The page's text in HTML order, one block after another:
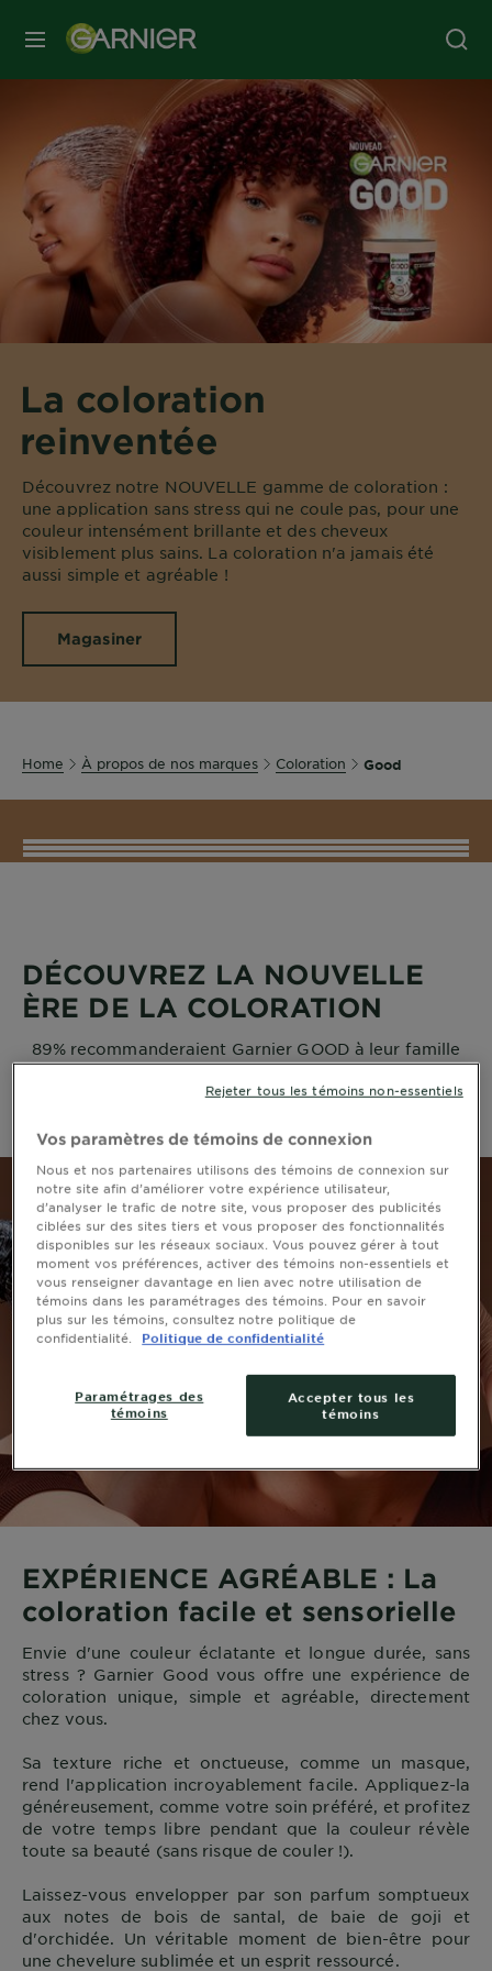
MENU
La coloration
reinventée
Découvrez notre NOUVELLE gamme de coloration :
une application sans stress qui ne coule pas, pour une
couleur intensément brillante et des cheveux
visiblement plus sains. La coloration n'a jamais été
aussi simple et agréable !
Magasiner
Home À propos de nos marques Coloration Good
CLOSE SUBPANEL
DÉCOUVREZ LA NOUVELLE
ÈRE DE LA COLORATION
89% recommanderaient Garnier GOOD à leur famille
et à leurs amis*.
*Test instrumental
EXPÉRIENCE AGRÉABLE : La
coloration facile et sensorielle
Envie d'une couleur éclatante et longue durée, sans
stress ? Garnier Good vous offre une expérience de
coloration unique, simple et agréable, directement
chez vous.
Sa texture riche et onctueuse, comme un masque,
rend l'application incroyablement facile. Appliquez-la
généreusement, comme votre soin préféré, et profitez
de votre temps libre pendant que la couleur révèle
toute sa beauté (sans risque de couler !).
Laissez-vous envelopper par son parfum somptueux
aux notes de bois de santal, de baie de goji et
d'orchidée. Un véritable moment de bien-être pour
une chevelure sublimée et un esprit ressourcé.
Vos paramètres de témoins de connexion
Nous et nos partenaires utilisons des témoins de connexion sur
notre site afin d’améliorer votre expérience utilisateur,
d’analyser le trafic de notre site, vous proposer des publicités
ciblées sur des sites tiers et vous proposer des fonctionnalités
disponibles sur les réseaux sociaux. Vous pouvez gérer à tout
moment vos préférences, activer des témoins non-essentiels et
vous renseigner davantage en lien avec notre utilisation de
témoins dans les paramétrages des témoins. Pour en savoir
plus sur les témoins, consultez notre politique de
confidentialité.
Politique de confidentialité
Accepter tous les
témoins
Paramétrages des
témoins
Rejeter tous les témoins non-essentiels